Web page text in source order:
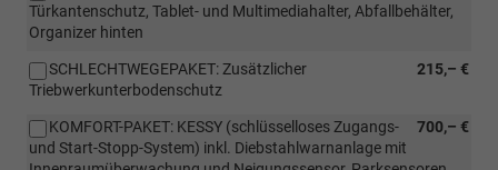
Türkantenschutz, Tablet- und Multimediahalter, Abfallbehälter,
Organizer hinten
215,– €
SCHLECHTWEGEPAKET: Zusätzlicher
Triebwerkunterbodenschutz
700,– €
KOMFORT-PAKET: KESSY (schlüsselloses Zugangs-
und Start-Stopp-System) inkl. Diebstahlwarnanlage mit